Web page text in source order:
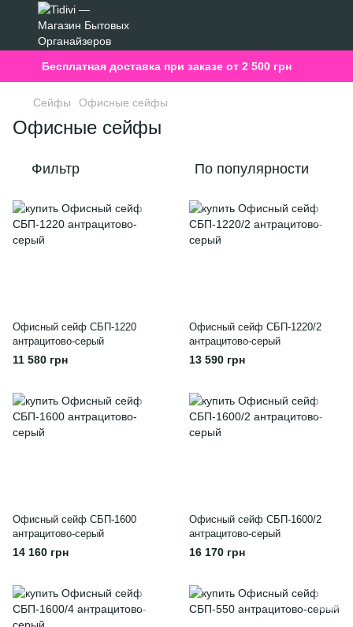
Бесплатная доставка при заказе от 2 500 грн
Сейфы Офисные сейфы
Офисные сейфы
Фильтр По популярности
Офисный сейф CБП-1220
антрацитово-серый
11 580 грн
Офисный сейф CБП-1220/2
антрацитово-серый
13 590 грн
Офисный сейф CБП-1600
антрацитово-серый
14 160 грн
Офисный сейф CБП-1600/2
антрацитово-серый
16 170 грн